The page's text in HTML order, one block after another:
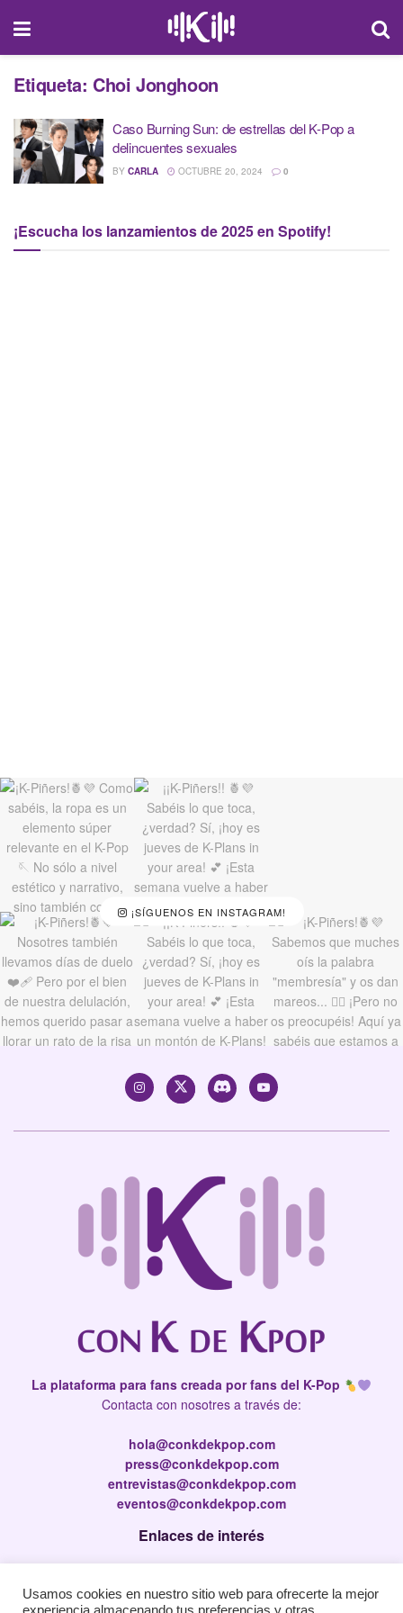
Etiqueta: Choi Jonghoon
Caso Burning Sun: de estrellas del K-Pop a
delincuentes sexuales
BY CARLA OCTUBRE 20, 2024 0
¡Escucha los lanzamientos de 2025 en Spotify!
¡SÍGUENOS EN INSTAGRAM!
La plataforma para fans creada por fans del K-Pop
Contacta con nosotres a través de:
hola@conkdekpop.com
press@conkdekpop.com
entrevistas@conkdekpop.com
eventos@conkdekpop.com
Enlaces de interés
Política de privacidad
Usamos cookies en nuestro sitio web para ofrecerte la mejor